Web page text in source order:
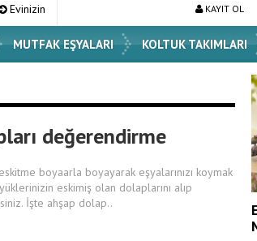
Değiştirecek En Şık Vazo Modelleri ve
KAYIT OL
MUTFAK EŞYALARI KOLTUK TAKIMLARI
değerendirme
boyaarla boyayarak eşyalarınızı koymak
eskimiş olan dolaplarını alıp
İşte ahşap dolap..